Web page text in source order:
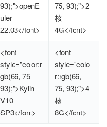
93);">openE
uler
22.03</font>
75, 93);">2
核
4G</font>
<font
style="color:r
gb(66, 75,
93);">Kylin
V10
SP3</font>
<font
style="colo
r:rgb(66,
75, 93);">4
核
8G</font>